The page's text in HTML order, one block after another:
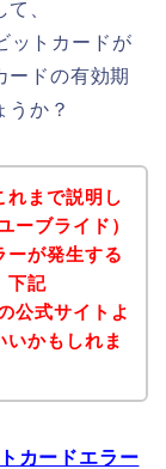
、
ットカードが
ードの有効期
うか？
れまで説明し
ブライド）
ーが発生する
下記
公式サイトよ
いかもしれま
カードエラー